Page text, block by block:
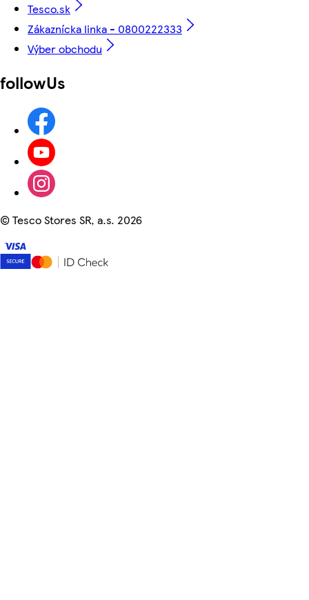
Tesco.sk
Zákaznícka linka - 0800222333
Výber obchodu
followUs
©Tesco Stores SR, a.s. 2026